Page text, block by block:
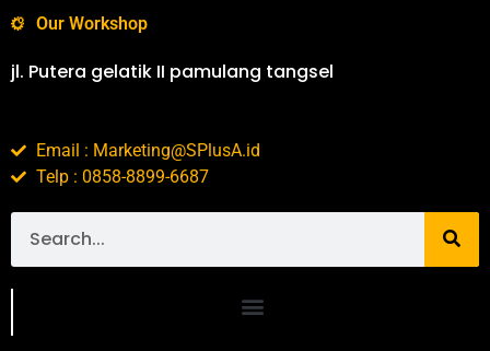
Our Workshop
jl. Putera gelatik II pamulang tangsel
Email : Marketing@SPlusA.id
Telp : 0858-8899-6687